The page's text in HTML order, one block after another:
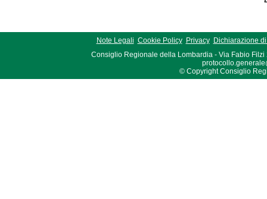
Note Legali Cookie Policy Privacy
Dichiarazione
Consiglio Regionale della Lombardia - Via Fabio Filzi
© Copyright Consiglio